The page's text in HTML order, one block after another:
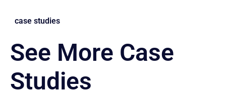
case studies
See More Case
Studies